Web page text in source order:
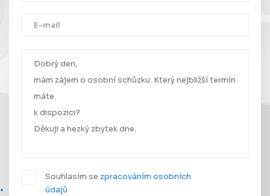
Souhlasím se zpracováním osobních
údajů
Vaše zpráva byla úspěšně odeslána.